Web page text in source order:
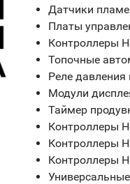
Датчики
Платы
Контроллеры
Топочные
Реле давления
Модули
Таймер
Контроллеры
Контроллеры
Контроллеры